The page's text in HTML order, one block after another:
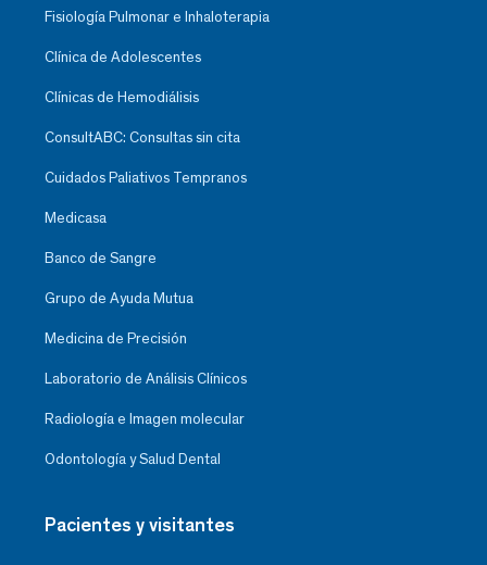
Fisiología Pulmonar e Inhaloterapia
Clínica de Adolescentes
Clínicas de Hemodiálisis
ConsultABC: Consultas sin cita
Cuidados Paliativos Tempranos
Medicasa
Banco de Sangre
Grupo de Ayuda Mutua
Medicina de Precisión
Laboratorio de Análisis Clínicos
Radiología e Imagen molecular
Odontología y Salud Dental
Pacientes y visitantes